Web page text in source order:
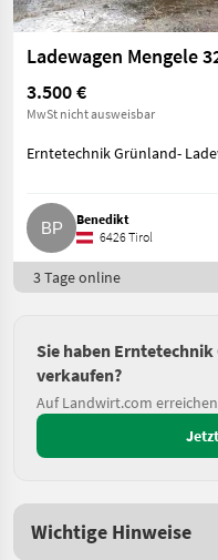
Ladewagen Mengele
3.500 €
MwSt nicht ausweisbar
Erntetechnik Grünland-
Benedikt
6426 Tirol
3 Tage online
Sie haben
verkaufen?
Auf Landwirt.com
Wichtige Hinweise